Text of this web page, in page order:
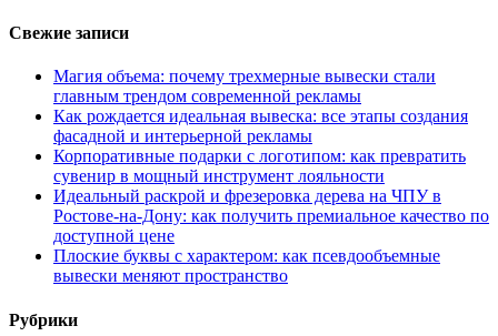
Свежие записи
Магия объема: почему трехмерные вывески стали
главным трендом современной рекламы
Как рождается идеальная вывеска: все этапы создания
фасадной и интерьерной рекламы
Корпоративные подарки с логотипом: как превратить
сувенир в мощный инструмент лояльности
Идеальный раскрой и фрезеровка дерева на ЧПУ в
Ростове-на-Дону: как получить премиальное качество по
доступной цене
Плоские буквы с характером: как псевдообъемные
вывески меняют пространство
Рубрики